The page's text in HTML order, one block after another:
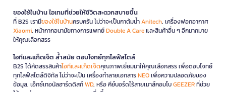
ของใช้ในบ้าน ไอเทมที่ช่วยให้ชีวิตสะดวกสบายขึ้น
ที่ B2S เรามีของใช้ในบ้านครบครัน ไม่ว่าจะเป็นกาต้มน้ำAnitech, เครื่องฟอกอากาศ
Xiaomi, หน้ากากอนามัยทางการแพทย์Double A Careและสินค้าอื่น ๆ อีกมากมาย
ให้คุณเลือกสรร
ไอทีและแก็ดเจ็ต ล้ำสมัย ตอบโจทย์ทุกไลฟ์สไตล์
B2S ได้คัดสรรสินค้าไอทีและแก็ดเจ็ตคุณภาพเยี่ยมมาให้คุณเลือกสรร เพื่อตอบโจทย์
ทุกไลฟ์สไตล์ดิจิทัล ไม่ว่าจะเป็น เครื่องทำลายเอกสารNEOเพื่อความปลอดภัยของ
ข้อมูล, เอ็กซ์เทอนัลฮาร์ดดิสก์WD, หรือ คีย์บอร์ดไร้สายเมาส์คอมโบGEEZERที่ช่วย